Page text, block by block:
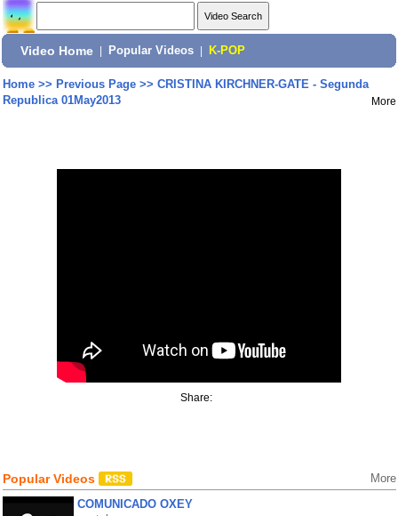
Video Home Popular Videos K-POP
Home>> Previous Page>> CRISTINA KIRCHNER-GATE - Segunda
Republica 01May2013
More
Share:
Popular Videos More
COMUNICADO OXEY